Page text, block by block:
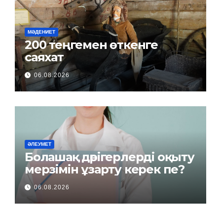
МӘДЕНИЕТ
200 теңгемен өткенге
саяхат
06.08.2026
ӘЛЕУМЕТ
Болашақ дәрігерлерді оқыту
мерзімін ұзарту керек пе?
06.08.2026